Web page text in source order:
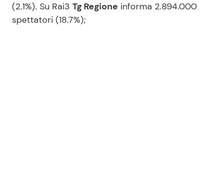
(2.1%). Su Rai3 Tg Regione informa 2.894.000
spettatori (18.7%);